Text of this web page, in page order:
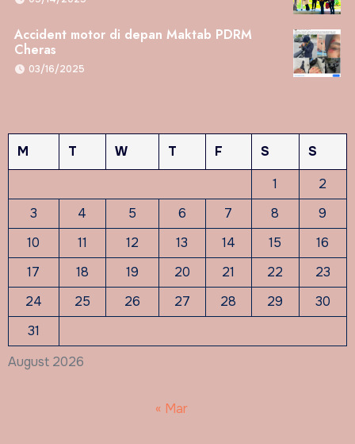
Accident motor di depan Maktab PDRM
Cheras
03/16/2025
August 2026
M T W T F S
S
1
2
3
4 5 6 7 8
9
10
11 12 13 14 15
16
17
18 19 20 21 22
23
24
25 26 27 28 29
30
31
« Mar